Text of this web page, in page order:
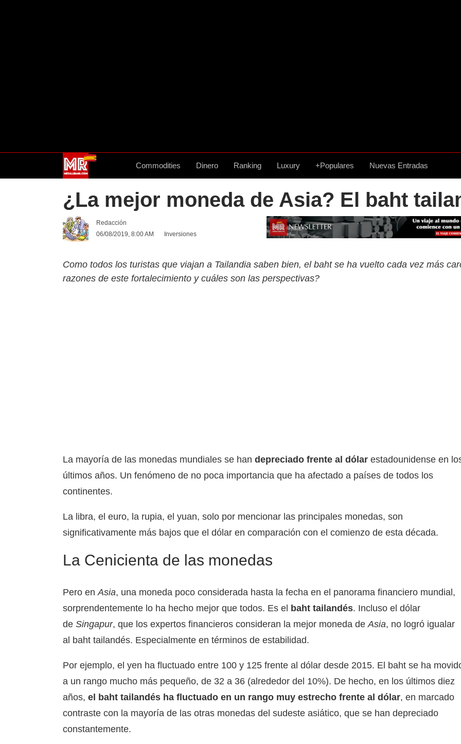
Commodities Dinero Ranking Luxury +Populares Nuevas Entradas
¿La mejor moneda de Asia? El baht
Redacción
06/08/2019, 8:00 AM
Inversiones
Como todos los turistas que viajan a Tailandia saben bien, el baht se ha vuelto cada vez más
razones de este fortalecimiento y cuáles son las perspectivas?
La mayoría de las monedas mundiales se han depreciado frente al dólar estadounidense en
últimos años. Un fenómeno de no poca importancia que ha afectado a países de todos los
continentes.
La libra, el euro, la rupia, el yuan, solo por mencionar las principales monedas, son
significativamente más bajos que el dólar en comparación con el comienzo de esta década.
La Cenicienta de las monedas
Pero enAsia, una moneda poco considerada hasta la fecha en el panorama financiero mundial,
sorprendentemente lo ha hecho mejor que todos. Es el baht tailandés. Incluso el dólar
de Singapur, que los expertos financieros consideran la mejor moneda deAsia, no logró igualar
al baht tailandés. Especialmente en términos de estabilidad.
Por ejemplo, el yen ha fluctuado entre 100 y 125 frente al dólar desde 2015. El baht se ha
a un rango mucho más pequeño, de 32 a 36 (alrededor del 10%). De hecho, en los últimos diez
años, el baht tailandés ha fluctuado en un rango muy estrecho frente al dólar, en marcado
contraste con la mayoría de las otras monedas del sudeste asiático, que se han depreciado
constantemente.